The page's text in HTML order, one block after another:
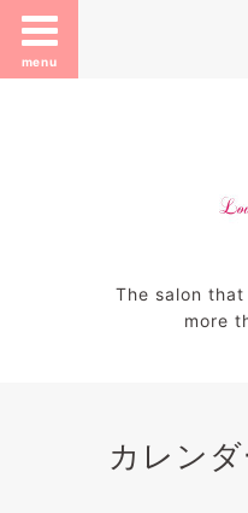
menu
The salon
more
カレン